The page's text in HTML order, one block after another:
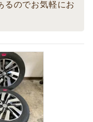
るのでお気軽にお